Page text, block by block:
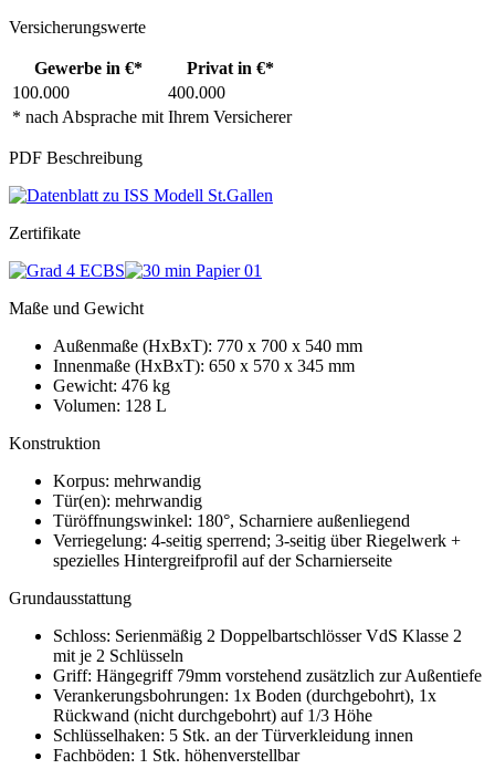
Versicherungswerte
Gewerbe in €* Privat in €*
* nach Absprache mit Ihrem Versicherer
100.000 400.000
PDF Beschreibung
Zertifikate
Maße und Gewicht
Außenmaße (HxBxT): 770 x 700 x 540 mm
Innenmaße (HxBxT): 650 x 570 x 345 mm
Gewicht: 476 kg
Volumen: 128 L
Konstruktion
Korpus: mehrwandig
Tür(en): mehrwandig
Türöffnungswinkel: 180°, Scharniere außenliegend
Verriegelung: 4-seitig sperrend; 3-seitig über Riegelwerk +
spezielles Hintergreifprofil auf der Scharnierseite
Grundausstattung
Schloss: Serienmäßig 2 Doppelbartschlösser VdS Klasse 2
mit je 2 Schlüsseln
Griff: Hängegriff 79mm vorstehend zusätzlich zur Außentiefe
Verankerungsbohrungen: 1x Boden (durchgebohrt), 1x
Rückwand (nicht durchgebohrt) auf 1/3 Höhe
Schlüsselhaken: 5 Stk. an der Türverkleidung innen
Fachböden: 1 Stk. höhenverstellbar